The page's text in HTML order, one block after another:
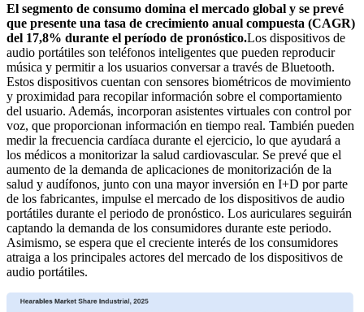
El segmento de consumo domina el mercado global y se prevé
que presente una tasa de crecimiento anual compuesta (CAGR)
del 17,8% durante el período de pronóstico.Los dispositivos de
audio portátiles son teléfonos inteligentes que pueden reproducir
música y permitir a los usuarios conversar a través de Bluetooth.
Estos dispositivos cuentan con sensores biométricos de movimiento
y proximidad para recopilar información sobre el comportamiento
del usuario. Además, incorporan asistentes virtuales con control por
voz, que proporcionan información en tiempo real. También pueden
medir la frecuencia cardíaca durante el ejercicio, lo que ayudará a
los médicos a monitorizar la salud cardiovascular. Se prevé que el
aumento de la demanda de aplicaciones de monitorización de la
salud y audífonos, junto con una mayor inversión en I+D por parte
de los fabricantes, impulse el mercado de los dispositivos de audio
portátiles durante el periodo de pronóstico. Los auriculares seguirán
captando la demanda de los consumidores durante este periodo.
Asimismo, se espera que el creciente interés de los consumidores
atraiga a los principales actores del mercado de los dispositivos de
audio portátiles.